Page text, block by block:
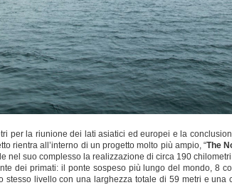
per la riunione dei lati asiatici ed europei e la
rientra all’interno di un progetto molto più ampio, “The
nel suo complesso la realizzazione di circa 190
dei primati: il ponte sospeso più lungo del mondo, 8
stesso livello con una larghezza totale di 59 metri e una